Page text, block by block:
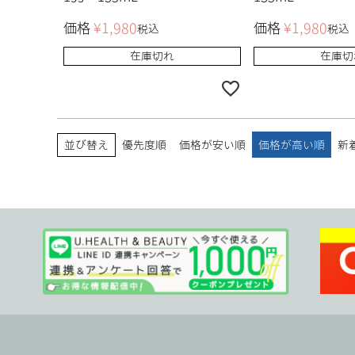
価格 ¥1,980税込
在庫切れ
価格 ¥1,980税込
在庫
並び替え 優先度順 価格が安い順 価格が高い順 新